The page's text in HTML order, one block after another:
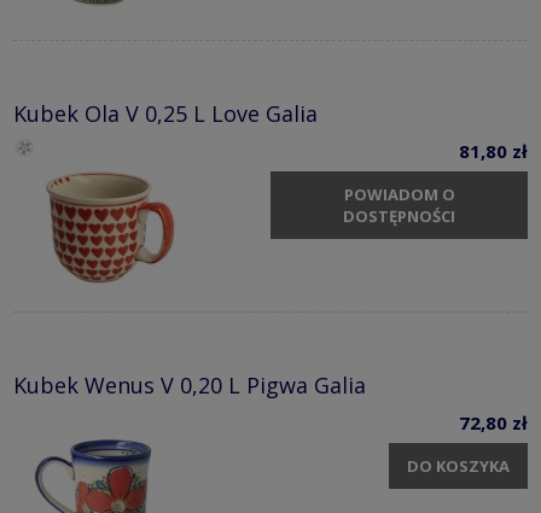
Kubek Ola V 0,25 L Love Galia
81,80 zł
POWIADOM O
DOSTĘPNOŚCI
Kubek Wenus V 0,20 L Pigwa Galia
72,80 zł
DO KOSZYKA